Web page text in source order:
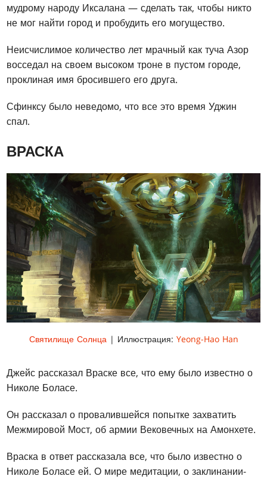
мудрому народу Иксалана — сделать так, чтобы никто
не мог найти город и пробудить его могущество.
Неисчислимое количество лет мрачный как туча Азор
восседал на своем высоком троне в пустом городе,
проклиная имя бросившего его друга.
Сфинксу было неведомо, что все это время Уджин
спал.
ВРАСКА
Святилище Солнца| Иллюстрация: Yeong-Hao Han
Джейс рассказал Враске все, что ему было известно о
Николе Боласе.
Он рассказал о провалившейся попытке захватить
Межмировой Мост, об армии Вековечных на Амонхете.
Враска в ответ рассказала все, что было известно о
Николе Боласе ей. О мире медитации, о заклинании-